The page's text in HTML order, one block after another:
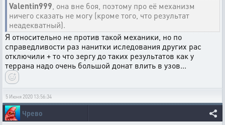
Valentin999 , она вне боя, поэтому про её механизм
ничего сказать не могу (кроме того, что результат
неадекватный).
Я относительно не против такой механики, но по
справедливости раз нанитки иследования других рас
отключили + то что зергу до таких результатов как у
террана надо очень большой донат влить в узов...
5 Июня 2020 13:56:34
Чрево